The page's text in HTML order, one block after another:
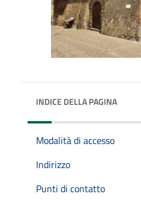
INDICE DELLA PAGINA
Modalità di accesso
Indirizzo
Punti di contatto